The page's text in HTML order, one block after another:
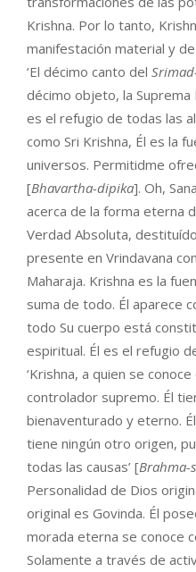
Krishna. Por lo tanto,
manifestación material y
‘El décimo canto del
décimo objeto, la
es el refugio de todas las
como Sri Krishna, Él es la
universos. Permitidme
[Bhavartha-dipika]. Oh,
acerca de la forma eterna
Verdad Absoluta,
presente en Vrindavana
Maharaja. Krishna es la
suma de todo. Él aparece
todo Su cuerpo está
espiritual. Él es el refugio
‘Krishna, a quien se
controlador supremo. Él
bienaventurado y eterno.
tiene ningún otro origen,
todas las causas’ [Brahma-
Personalidad de Dios
original es Govinda. Él
morada eterna se conoce
Solamente a través de